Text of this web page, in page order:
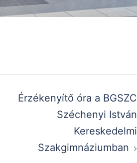
Érzékenyítő óra a BGSZC
Széchenyi István
Kereskedelmi
Szakgimnáziumban